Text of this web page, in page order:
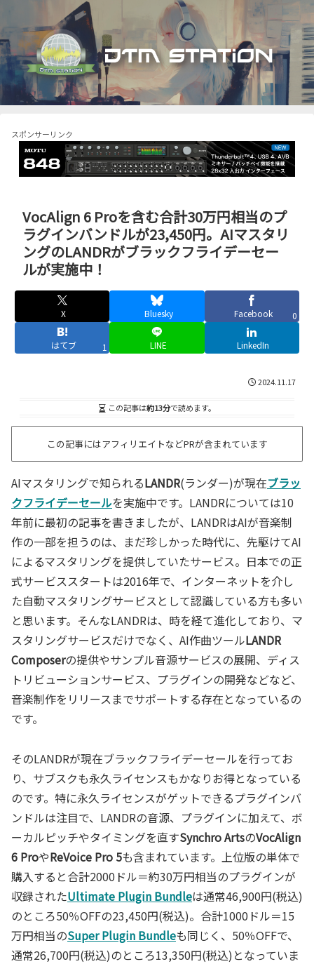
スポンサーリンク
VocAlign 6 Proを含む合計30万円相当のプ
ラグインバンドルが23,450円。AIマスタリ
ングのLANDRがブラックフライデーセー
ルが実施中！
X Bluesky Facebook 0
はてブ 1 LINE LinkedIn
2024.11.17
この記事は約13分で読めます。
この記事にはアフィリエイトなどPRが含まれています
AIマスタリングで知られるLANDR(ランダー)が現在ブラッ
クフライデーセールを実施中です。LANDRについては10
年前に最初の記事を書きましたが、LANDRはAIが音楽制
作の一部を担うのは、まだ珍しかった時代に、先駆けてAI
によるマスタリングを提供していたサービス。日本での正
式サービススタートは2016年で、インターネットを介し
た自動マスタリングサービスとして認識している方も多い
と思います。そんなLANDRは、時を経て進化しており、マ
スタリングサービスだけでなく、AI作曲ツールLANDR
Composerの提供やサンプル音源サービスの展開、ディス
トリビューションサービス、プラグインの開発などなど、
音楽制作をリリースまでサポートする存在となっているの
です。
そのLANDRが現在ブラックフライデーセールを行ってお
り、サブスクも永久ライセンスもかなりお得となっている
のです。特に永久ライセンスがゲットできるプラグインバ
ンドルは注目で、LANDRの音源、プラグインに加えて、ボ
ーカルピッチやタイミングを直すSynchro ArtsのVocAlign
6 ProやReVoice Pro 5も含まれています。上位版の単体で
購入すると合計2000ドル＝約30万円相当のプラグインが
収録されたUltimate Plugin Bundleは通常46,900円(税込)
のところ50％OFFの23,450円(税込)。合計1000ドル＝15
万円相当のSuper Plugin Bundleも同じく、50％OFFで、
通常26,700円(税込)のところ13,350円(税込)となっていま